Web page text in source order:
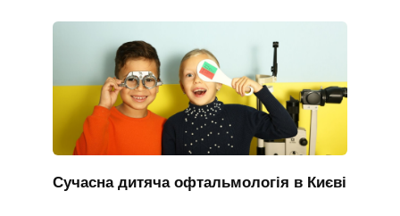
Сучасна дитяча офтальмологія в Києві